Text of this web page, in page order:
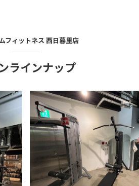
フィットネス 西日暮里店
ラインナップ